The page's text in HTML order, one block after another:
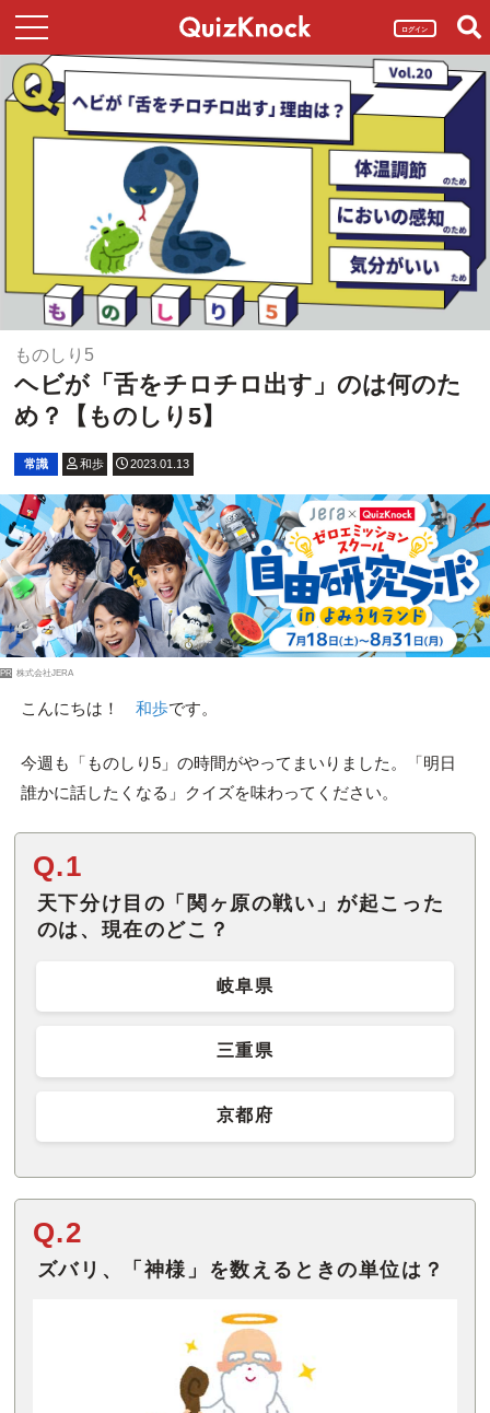
ログイン
ものしり5
ヘビが「舌をチロチロ出す」のは何のた
め？【ものしり5】
常識 和歩 2023.01.13
PR 株式会社JERA
こんにちは！ 和歩です。
今週も「ものしり5」の時間がやってまいりました。「明日
誰かに話したくなる」クイズを味わってください。
Q.1
天下分け目の「関ヶ原の戦い」が起こった
のは、現在のどこ？
岐阜県
三重県
京都府
Q.2
ズバリ、「神様」を数えるときの単位は？